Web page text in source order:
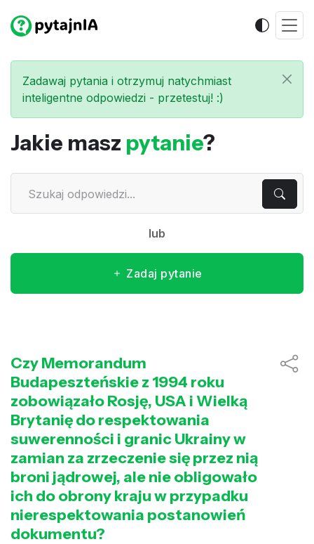
Zadawaj pytania i otrzymuj natychmiast
inteligentne odpowiedzi - przetestuj! :)
Jakie masz pytanie?
lub
Zadaj pytanie
Czy Memorandum
Budapeszteńskie z 1994 roku
zobowiązało Rosję, USA i Wielką
Brytanię do respektowania
suwerenności i granic Ukrainy w
zamian za zrzeczenie się przez nią
broni jądrowej, ale nie obligowało
ich do obrony kraju w przypadku
nierespektowania postanowień
dokumentu?